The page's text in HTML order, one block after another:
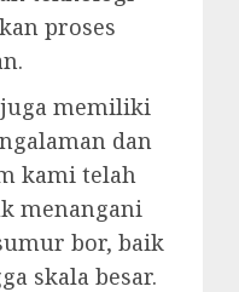
proses
memiliki
dan
kami telah
menangani
bor, baik
skala besar.